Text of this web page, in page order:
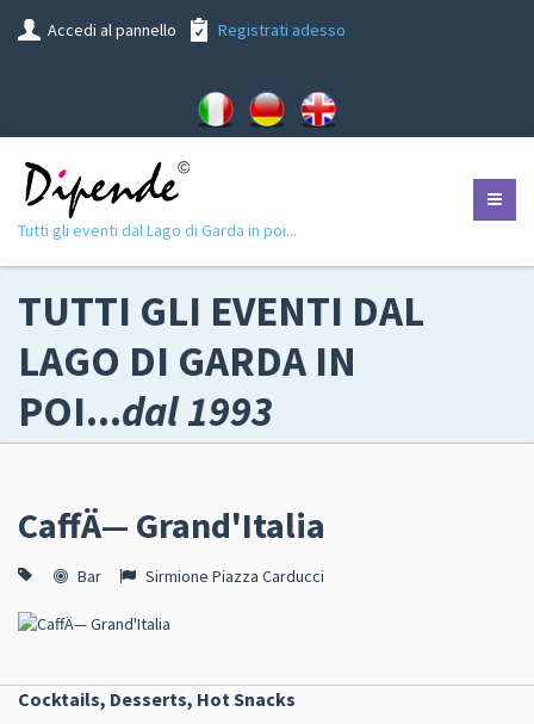
Accedi al pannello Registrati adesso
Tutti gli eventi dal Lago di Garda in poi...
TUTTI GLI EVENTI DAL
LAGO DI GARDA IN
POI...dal 1993
CaffÄ— Grand'Italia
Bar Sirmione Piazza Carducci
Cocktails, Desserts, Hot Snacks